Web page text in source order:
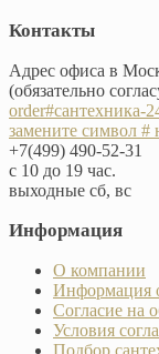
Контакты
Адрес офиса в
(обязательно
order#сантехника-
замените символ #
+7(499) 490-52-31
с 10 до 19 час.
выходные сб, вс
Информация
О компании
Информация
Согласие на
Условия